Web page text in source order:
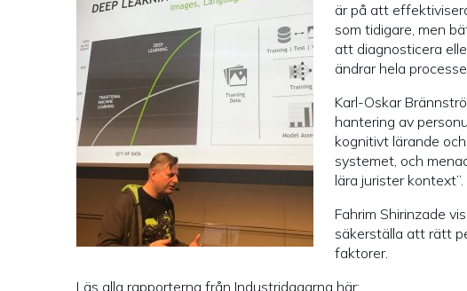
är på att
som tidigare, men
att diagnosticera
ändrar hela
Karl-Oskar
hantering av
kognitivt lärande
systemet, och
lära jurister kontext”.
Fahrim Shirinzade
säkerställa att rätt
faktorer.
Läs alla rapporterna från Industridagarna här: